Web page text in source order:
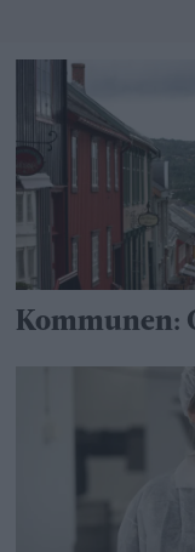
Kommunen: